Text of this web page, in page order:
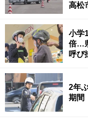
高松
小学
倍…
呼び
2年
期間